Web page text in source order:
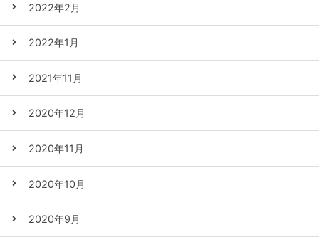
2022年2月
2022年1月
2021年11月
2020年12月
2020年11月
2020年10月
2020年9月